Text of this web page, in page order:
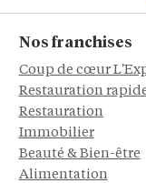
Nos franchises
Coup de cœur
Restauration
Restauration
Immobilier
Beauté & Bien-être
Alimentation